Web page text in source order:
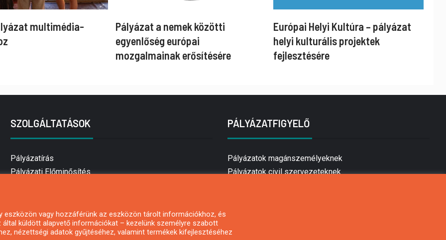
multimédia-
Pályázat a nemek közötti
egyenlőség európai
mozgalmainak erősítésére
Európai Helyi Kultúra – pályázat
helyi kulturális projektek
fejlesztésére
SZOLGÁLTATÁSOK
Pályázatírás
Pályázati Előminősítés
Mezőgazdasági pályázatírás
Pályázatírás magánszemélyeknek
PÁLYÁZATFIGYELŐ
Pályázatok magánszemélyeknek
Pályázatok civil szervezeteknek
vagy hozzáférünk az eszközön tárolt információkhoz, és
küldött alapvető információkat – kezelünk személyre szabott
nézettségi adatok gyűjtéséhez, valamint termékek kifejlesztéséhez